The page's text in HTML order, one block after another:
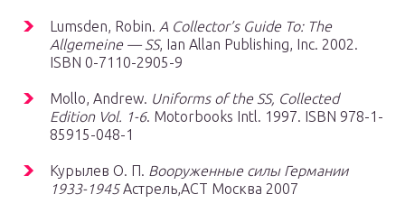
Lumsden, Robin. A Collector’s Guide To: The
Allgemeine — SS, Ian Allan Publishing, Inc. 2002.
ISBN 0-7110-2905-9
Mollo, Andrew. Uniforms of the SS, Collected
Edition Vol. 1-6. Motorbooks Intl. 1997. ISBN 978-1-
85915-048-1
Курылев О. П. Вооруженные силы Германии
1933-1945Астрель,АСТ Москва 2007